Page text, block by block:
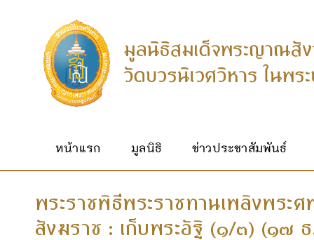
หน้าแรก มูลนิธิ ข่าวประชาสัมพันธ์
พระราชพิธีพระราชทานเพลิงพระศ
สังฆราช : เก็บพระอัฐิ (๑/๓) (๑๗